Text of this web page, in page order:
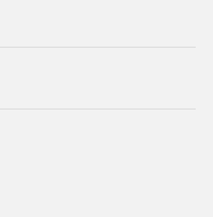
в сеть.